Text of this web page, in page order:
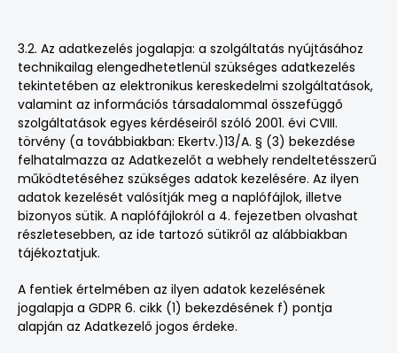
3.2. Az adatkezelés jogalapja: a szolgáltatás nyújtásához
technikailag elengedhetetlenül szükséges adatkezelés
tekintetében az elektronikus kereskedelmi szolgáltatások,
valamint az információs társadalommal összefüggő
szolgáltatások egyes kérdéseiről szóló 2001. évi CVIII.
törvény (a továbbiakban: Ekertv.)13/A. § (3) bekezdése
felhatalmazza az Adatkezelőt a webhely rendeltetésszerű
működtetéséhez szükséges adatok kezelésére. Az ilyen
adatok kezelését valósítják meg a naplófájlok, illetve
bizonyos sütik. A naplófájlokról a 4. fejezetben olvashat
részletesebben, az ide tartozó sütikről az alábbiakban
tájékoztatjuk.
A fentiek értelmében az ilyen adatok kezelésének
jogalapja a GDPR 6. cikk (1) bekezdésének f) pontja
alapján az Adatkezelő jogos érdeke.